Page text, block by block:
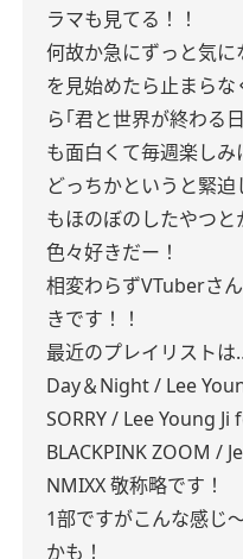
ラマも見てる！！
何故か急にずっと気に
を見始めたら止まら
ら｢君と世界が終わる
も面白くて毎週楽しみ
どっちかというと緊
もほのぼのしたやつと
色々好きだー！
相変わらずVTuberさ
きです！！
最近のプレイリスト
Day＆Night / Lee
SORRY / Lee Young Ji
BLACKPINKZOOM /
NMIXX敬称略です！
1部ですがこんな感じ
かも！